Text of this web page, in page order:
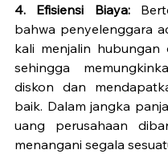
4. Efisiensi Biaya:
bahwa penyelenggara
kali menjalin
sehingga
diskon dan
baik. Dalam jangka
uang perusahaan
menangani segala